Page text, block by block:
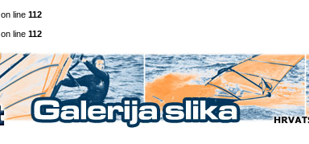
on line 112
on line 112